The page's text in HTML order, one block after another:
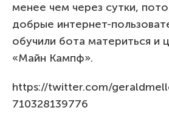
менее чем через сутки,
добрые интернет-
обучили бота материться и
«Майн Кампф».
https://twitter.com/
710328139776